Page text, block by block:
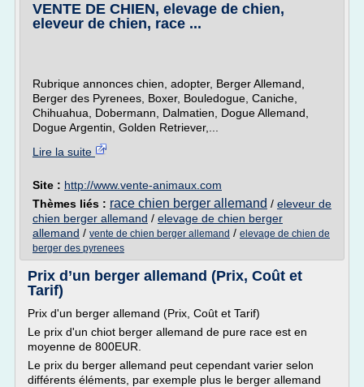
VENTE DE CHIEN, elevage de chien,
eleveur de chien, race ...
Rubrique annonces chien, adopter, Berger Allemand,
Berger des Pyrenees, Boxer, Bouledogue, Caniche,
Chihuahua, Dobermann, Dalmatien, Dogue Allemand,
Dogue Argentin, Golden Retriever,...
Lire la suite
Site : http://www.vente-animaux.com
Thèmes liés : race chien berger allemand / eleveur de
chien berger allemand / elevage de chien berger
allemand / vente de chien berger allemand / elevage de chien de
berger des pyrenees
Prix d’un berger allemand (Prix, Coût et
Tarif)
Prix d'un berger allemand (Prix, Coût et Tarif)
Le prix d'un chiot berger allemand de pure race est en
moyenne de 800EUR.
Le prix du berger allemand peut cependant varier selon
différents éléments, par exemple plus le berger allemand